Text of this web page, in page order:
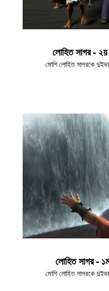
লোহিত সাগর -
মোশি লোহিত সাগরকে
লোহিত সাগর -
মোশি লোহিত সাগরকে